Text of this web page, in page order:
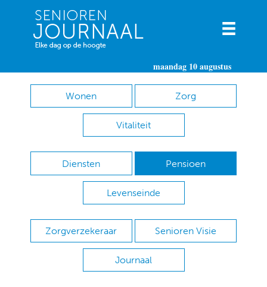
maandag 10 augustus
Wonen Zorg
Vitaliteit
Diensten Pensioen
Levenseinde
Zorgverzekeraar Senioren Visie
Journaal